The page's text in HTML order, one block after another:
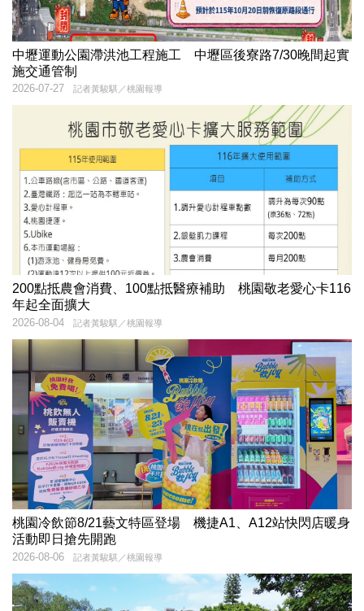
中壢運動公園滯洪池工程施工 中壢區後寮路7/30晚間起實
施交通管制
記者黃駿騏／桃園報導
2026-07-27
200點抵農會消費、100點抵醫療補助 桃園敬老愛心卡116
年起全面擴大
記者黃駿騏／桃園報導
2026-08-04
桃園冷飲節8/21藝文特區登場 機捷A1、A12站快閃店暖身
活動即日搶先開跑
記者黃駿騏／桃園報導
2026-08-06